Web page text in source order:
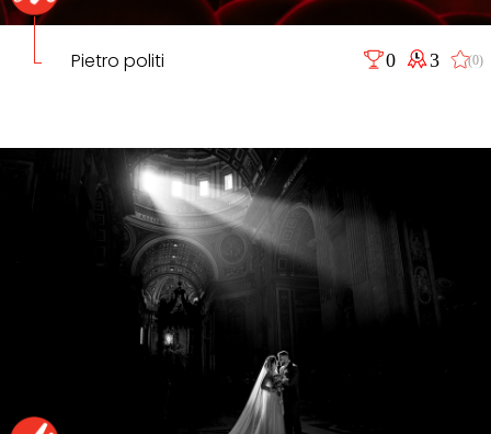
Pietro politi 0 3 (0)